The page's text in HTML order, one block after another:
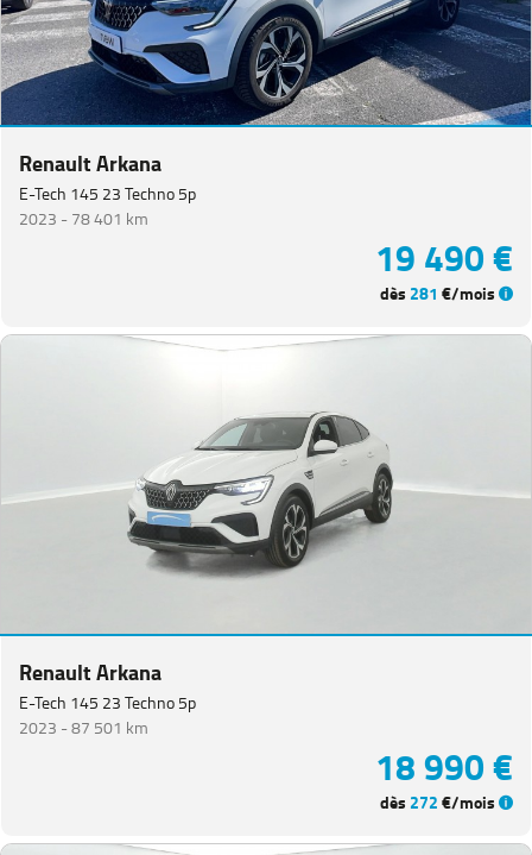
Renault Arkana
E-Tech 145 23 Techno 5p
2023 -78 401 km
19 490 €
dès 281 €/mois
Renault Arkana
E-Tech 145 23 Techno 5p
2023 -87 501 km
18 990 €
dès 272€/mois